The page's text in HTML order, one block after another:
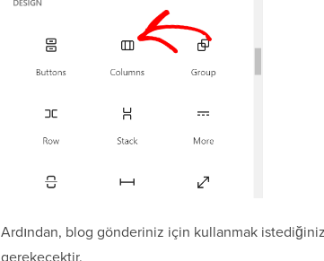
Ardından, blog gönderiniz için kullanmak